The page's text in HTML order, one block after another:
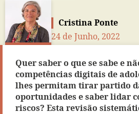
Cristina Ponte
24 de Junho, 2022
Quer saber o que se sabe e
competências digitais de
lhes permitam tirar partido
oportunidades e saber lidar
riscos? Esta revisão